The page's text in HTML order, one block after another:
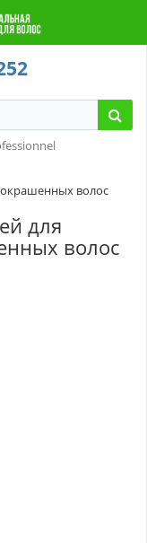
окрашенных волос
для
волос